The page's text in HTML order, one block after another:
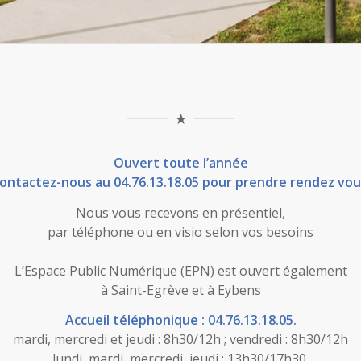
Ouvert toute l’année
nous au 04.76.13.18.05 pour prendre rendez
Nous vous recevons en présentiel,
L’Espace Public Numérique (EPN) est ouvert également
à Saint-Egrève et à Eybens
Accueil téléphonique: 04.76.13.18.05.